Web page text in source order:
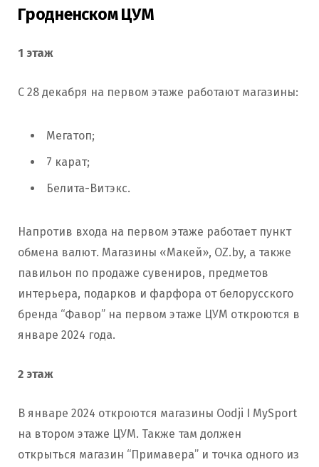
Гродненском ЦУМ
1 этаж
С 28 декабря на первом этаже работают магазины:
Мегатоп;
7 карат;
Белита-Витэкс.
Напротив входа на первом этаже работает пункт
обмена валют. Магазины «Макей», OZ.by, а также
павильон по продаже сувениров, предметов
интерьера, подарков и фарфора от белорусского
бренда “Фавор” на первом этаже ЦУМ откроются в
январе 2024 года.
2 этаж
В январе 2024 откроются магазины Oodji I MySport
на втором этаже ЦУМ. Также там должен
открыться магазин “Примавера” и точка одного из